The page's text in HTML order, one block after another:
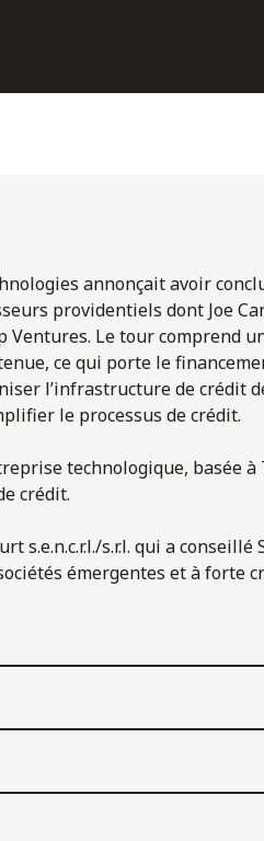
annonçait avoir
providentiels dont Joe
Ventures. Le tour comprend
ce qui porte le
l’infrastructure de crédit
le processus de crédit.
technologique, basée
crédit.
s.e.n.c.r.l./s.r.l. qui a
émergentes et à forte